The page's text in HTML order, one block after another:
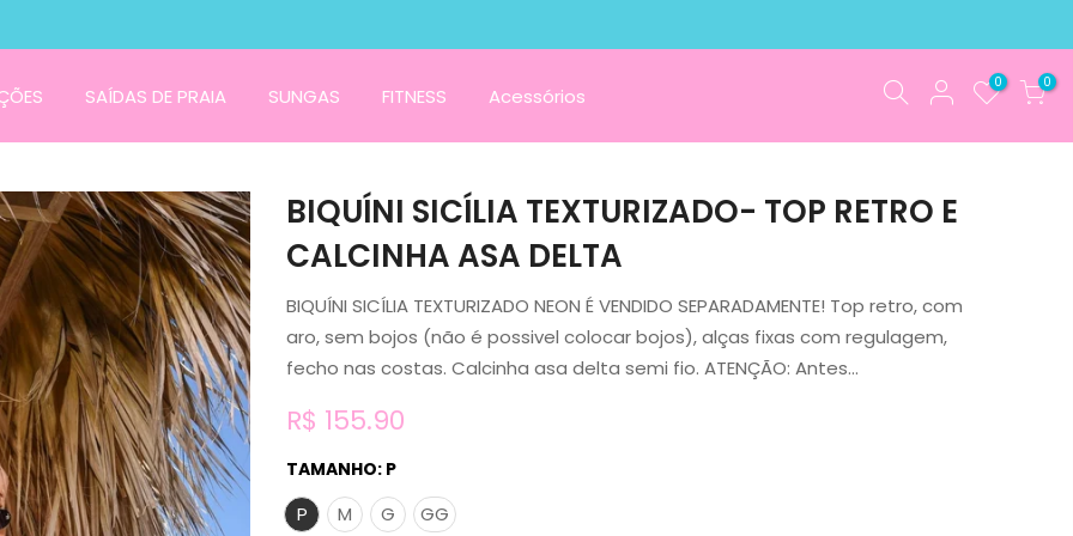
SAÍDAS DE PRAIA SUNGAS FITNESS Acessórios
0 0
BIQUÍNI SICÍLIA TEXTURIZADO- TOP RETRO E
CALCINHA ASA DELTA
BIQUÍNI SICÍLIA TEXTURIZADO NEON É VENDIDO SEPARADAMENTE! Top retro, com
aro, sem bojos (não é possivel colocar bojos), alças fixas com regulagem,
fecho nas costas. Calcinha asa delta semi fio. ATENÇÃO: Antes...
R$ 155.90
TAMANHO: P
P M G GG